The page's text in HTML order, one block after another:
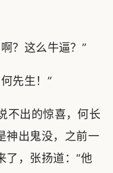
？这么牛逼？”
先生！”
不出的惊喜，何长
神出鬼没，之前一
了，张扬道：“他